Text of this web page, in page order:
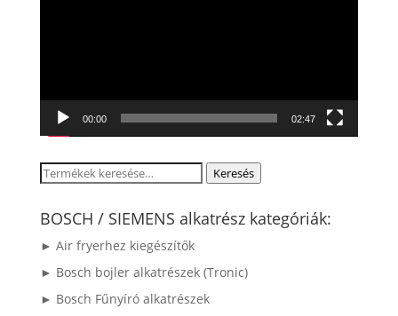
00:00 02:47
Keresés
következőre:
Keresés
BOSCH / SIEMENS alkatrész kategóriák:
► Air fryerhez kiegészítők
► Bosch bojler alkatrészek (Tronic)
► Bosch Fűnyíró alkatrészek